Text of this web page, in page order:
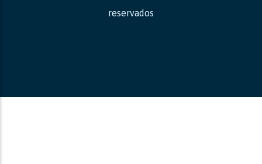
reservados